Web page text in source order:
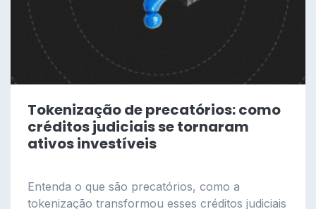
Tokenização de precatórios: como
créditos judiciais se tornaram
ativos investíveis
Entenda o que são precatórios, como a
tokenização transformou esses créditos judiciais